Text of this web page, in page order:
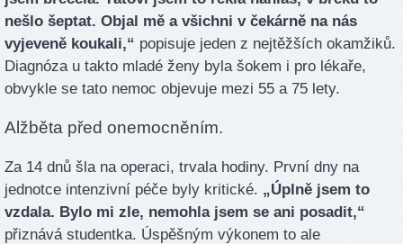
nešlo šeptat. Objal mě a všichni v čekárně na nás
vyjeveně koukali,“ popisuje jeden z nejtěžších okamžiků.
Diagnóza u takto mladé ženy byla šokem i pro lékaře,
obvykle se tato nemoc objevuje mezi 55 a 75 lety.
Alžběta před onemocněním.
Za 14 dnů šla na operaci, trvala hodiny. První dny na
jednotce intenzivní péče byly kritické. „Úplně jsem to
vzdala. Bylo mi zle, nemohla jsem se ani posadit,“
přiznává studentka. Úspěšným výkonem to ale